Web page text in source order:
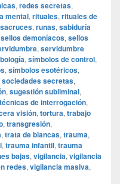
, redes secretas,
mental, rituales, rituales de
, runas, sabiduría
sellos demoníacos, sellos
, servidumbre
, símbolos de control,
, símbolos esotéricos,
sociedades secretas,
, sugestión subliminal,
técnicas de interrogación,
visión, tortura, trabajo
, transgresión,
, trata de blancas, trauma,
, trauma infantil, trauma
bajas, vigilancia, vigilancia
redes, vigilancia masiva,